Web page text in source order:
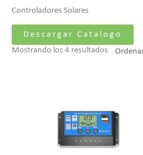
Controladores Solares
Descargar Catalogo
Mostrando los 4 resultados
precio:
bajo